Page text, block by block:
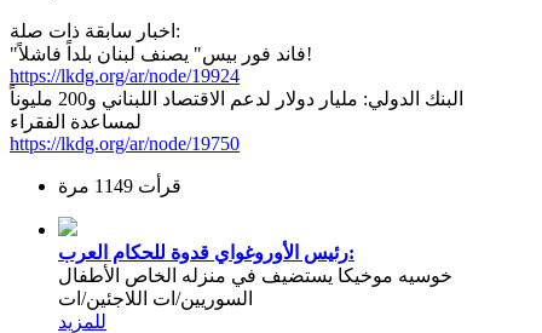
اخبار سابقة ذات صلة:
"فاند فور بيس" يصنف لبنان بلداً فاشلاً!
https://lkdg.org/ar/node/19924
البنك الدولي: مليار دولار لدعم الاقتصاد اللبناني و200 مليوناً
لمساعدة الفقراء
https://lkdg.org/ar/node/19750
قرأت 1149 مرة
رئيس الأوروغواي قدوة للحكام العرب:
خوسيه موخيكا يستضيف في منزله الخاص الأطفال
السوريين/ات اللاجئين/ات
للمزيد